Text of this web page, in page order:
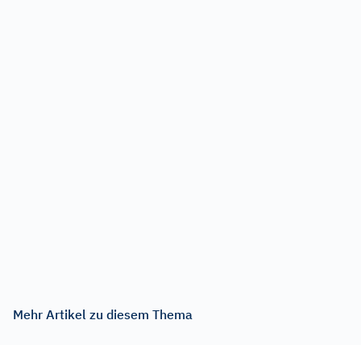
Mehr Artikel zu diesem Thema